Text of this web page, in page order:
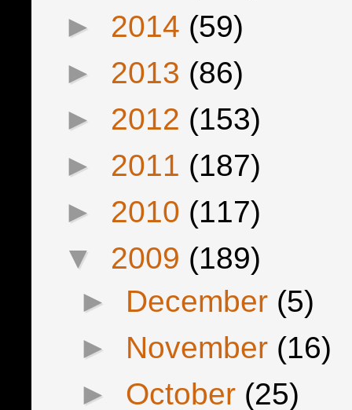
► 2014 (59)
► 2013 (86)
► 2012 (153)
► 2011 (187)
► 2010 (117)
▼ 2009 (189)
► December (5)
► November (16)
► October (25)